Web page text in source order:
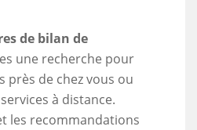
de bilan de
une recherche pour
près de chez vous ou
à distance.
les recommandations